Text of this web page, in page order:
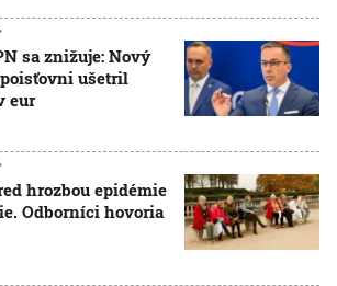
sa znižuje: Nový
ušetril
eur
hrozbou epidémie
Odborníci hovoria